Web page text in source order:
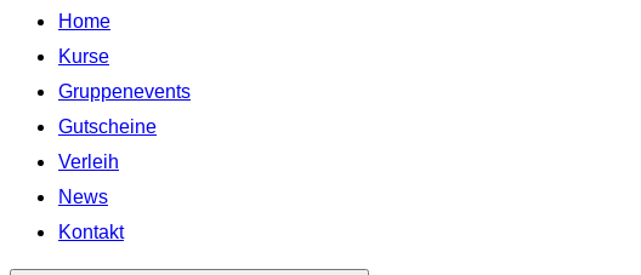
Home
Kurse
Gruppenevents
Gutscheine
Verleih
News
Kontakt